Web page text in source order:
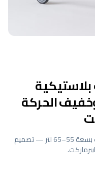
الحركة
عربة تسوق هجينة بلاستيك + معدنية بعجلات بسعة 55–65 لتر — تصميم